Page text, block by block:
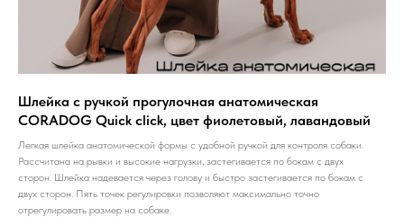
Шлейка с ручкой прогулочная анатомическая
CORADOG Quick click, цвет фиолетовый, лавандовый
Легкая шлейка анатомической формы с удобной ручкой для контроля собаки.
Рассчитана на рывки и высокие нагрузки, застегивается по бокам с двух
сторон. Шлейка надевается через голову и быстро застегивается по бокам с
двух сторон. Пять точек регулировки позволяют максимально точно
отрегулировать размер на собаке.